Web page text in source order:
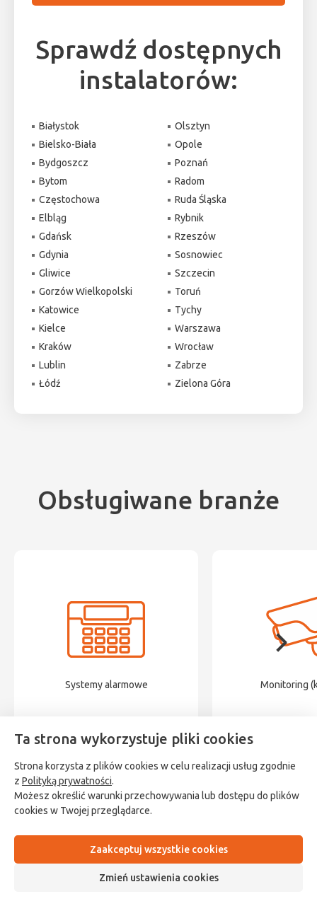
Sprawdź dostępnych
instalatorów:
Białystok
Bielsko-Biała
Bydgoszcz
Bytom
Częstochowa
Elbląg
Gdańsk
Gdynia
Gliwice
Gorzów Wielkopolski
Katowice
Kielce
Kraków
Lublin
Łódź
Olsztyn
Opole
Poznań
Radom
Ruda Śląska
Rybnik
Rzeszów
Sosnowiec
Szczecin
Toruń
Tychy
Warszawa
Wrocław
Zabrze
Zielona Góra
Obsługiwane branże
Systemy alarmowe Monitoring
O nasKontakt z nami
Copyright 2026 Montersi.pl - Realizacja
Ta strona wykorzystuje pliki cookies
Strona korzysta z plików cookies w celu realizacji usług zgodnie
z Polityką prywatności.
Możesz określić warunki przechowywania lub dostępu do plików
cookies w Twojej przeglądarce.
Zaakceptuj wszystkie cookies
Zmień ustawienia cookies